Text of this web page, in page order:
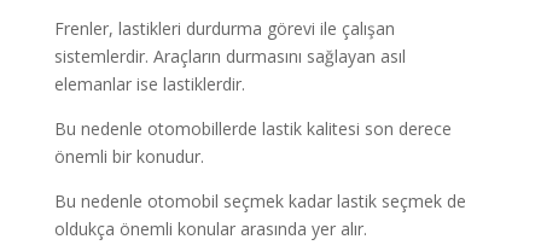
Frenler, lastikleri durdurma görevi ile çalışan
sistemlerdir. Araçların durmasını sağlayan asıl
elemanlar ise lastiklerdir.
Bu nedenle otomobillerde lastik kalitesi son derece
önemli bir konudur.
Bu nedenle otomobil seçmek kadar lastik seçmek de
oldukça önemli konular arasında yer alır.